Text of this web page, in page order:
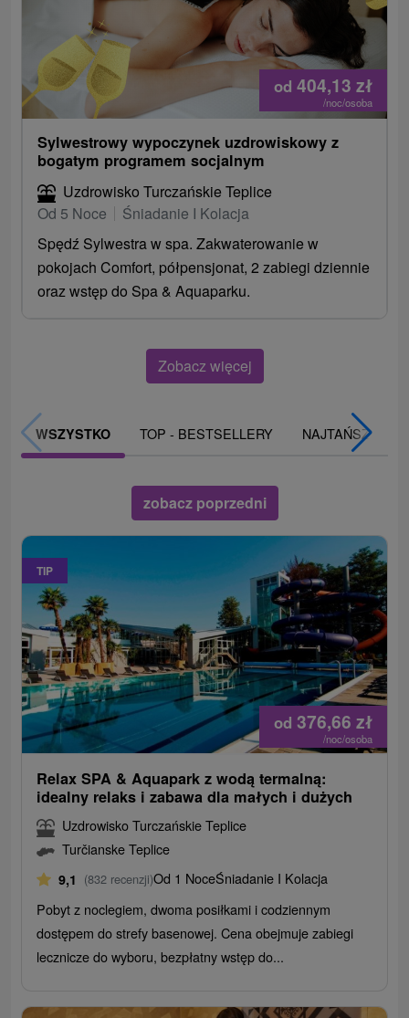
od 404,13 zł
/noc/osoba
Sylwestrowy wypoczynek uzdrowiskowy z
bogatym programem socjalnym
Uzdrowisko Turczańskie Teplice
Od 5 Noce
Śniadanie I Kolacja
Spędź Sylwestra w spa. Zakwaterowanie w
pokojach Comfort, półpensjonat, 2 zabiegi dziennie
oraz wstęp do Spa & Aquaparku.
Zobacz więcej
WSZYSTKO TOP - BESTSELLERY NAJTAŃSZE
zobacz poprzedni
TIP
od 376,66 zł
/noc/osoba
Relax SPA & Aquapark z wodą termalną:
idealny relaks i zabawa dla małych i dużych
Uzdrowisko Turczańskie Teplice
Turčianske Teplice
9,1 (832 recenzji)Od 1 NoceŚniadanie I Kolacja
Pobyt z noclegiem, dwoma posiłkami i codziennym
dostępem do strefy basenowej. Cena obejmuje zabiegi
lecznicze do wyboru, bezpłatny wstęp do...